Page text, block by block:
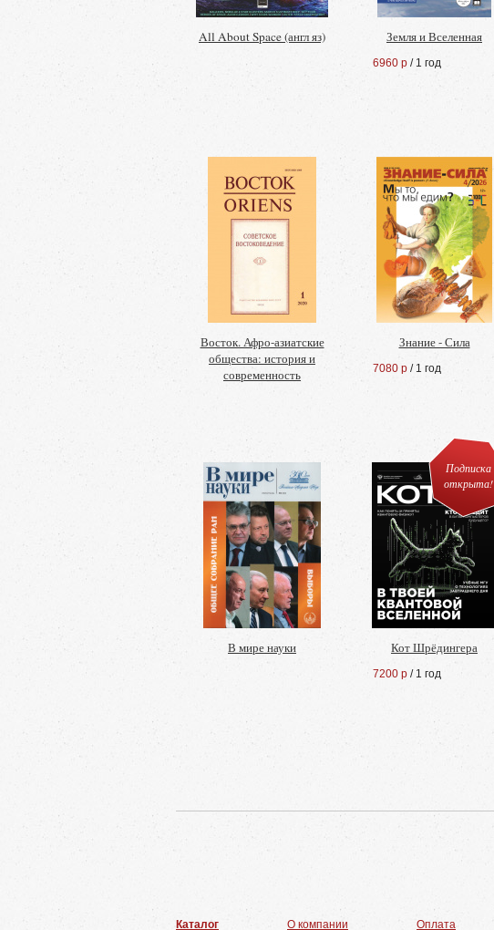
All About Space (англ яз) Земля и Вселенная
6960 р / 1 год
Восток. Афро-азиатские
общества: история и
современность
Знание - Сила
7080 р / 1 год
В мире науки
Подписка
открыта!
Кот Шрёдингера
7200 р / 1 год
Каталог О компании Оплата